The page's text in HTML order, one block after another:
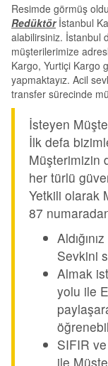
Resimde görmüş
Redüktörİstanbul
alabilirsiniz. İstanbul
müşterilerimize
Kargo, Yurtiçi Kargo
yapmaktayız. Acil
transfer sürecinde
İsteyen
İlk defa
Müşterimizin
her türlü
Yetkili olarak
87
Sevkini
Almak
yolu ile
SIFIR
ile